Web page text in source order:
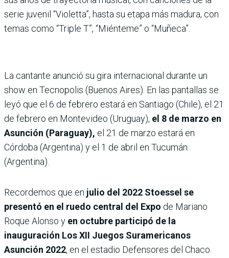
serie juvenil “Violetta”, hasta su etapa más madura, con
temas como “Triple T”, “Miénteme” o “Muñeca”.
La cantante anunció su gira internacional durante un
show en Tecnopolis (Buenos Aires). En las pantallas se
leyó que el 6 de febrero estará en Santiago (Chile), el 21
de febrero en Montevideo (Uruguay), el 8 de marzo en
Asunción (Paraguay), el 21 de marzo estará en
Córdoba (Argentina) y el 1 de abril en Tucumán
(Argentina).
Recordemos que en julio del 2022 Stoessel se
presentó en el ruedo central del Expo de Mariano
Roque Alonso y en octubre participó de la
inauguración Los XII Juegos Suramericanos
Asunción 2022, en el estadio Defensores del Chaco.